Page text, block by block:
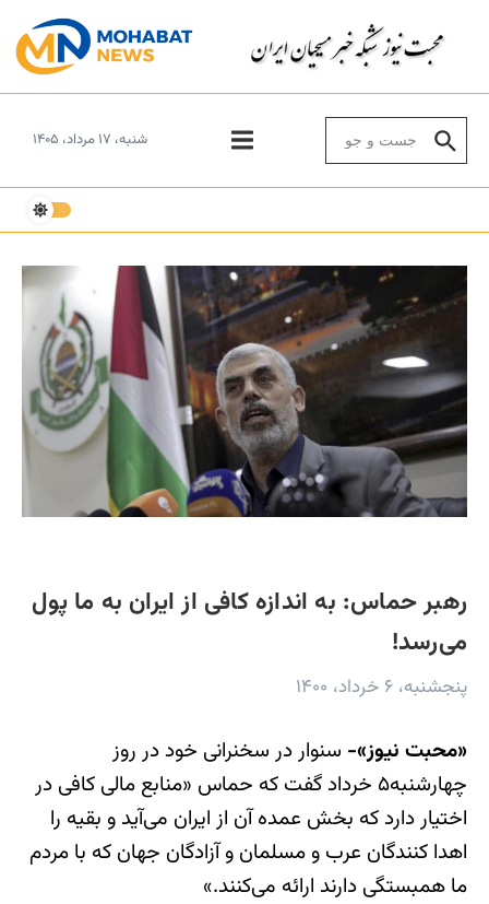
شنبه، ۱۷ مرداد، ۱۴۰۵
رهبر حماس: به اندازه کافی از ایران به ما پول
می‌رسد!
پنجشنبه، ۶ خرداد، ۱۴۰۰
«محبت نیوز»- سنوار در سخنرانی خود در روز
چهارشنبه۵ خرداد گفت که حماس «منابع مالی کافی در
اختیار دارد که بخش عمده آن از ایران می‌آید و بقیه را
اهدا کنندگان عرب و مسلمان و آزادگان جهان که با مردم
ما همبستگی دارند ارائه می‌کنند.»